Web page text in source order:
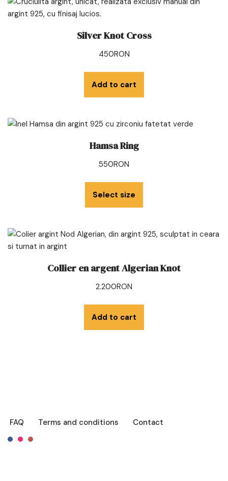
Silver Knot Cross
450RON
Add to cart
Hamsa Ring
550RON
Select size
Collier en argent Algerian Knot
2.200RON
Add to cart
FAQ Terms and conditions Contact